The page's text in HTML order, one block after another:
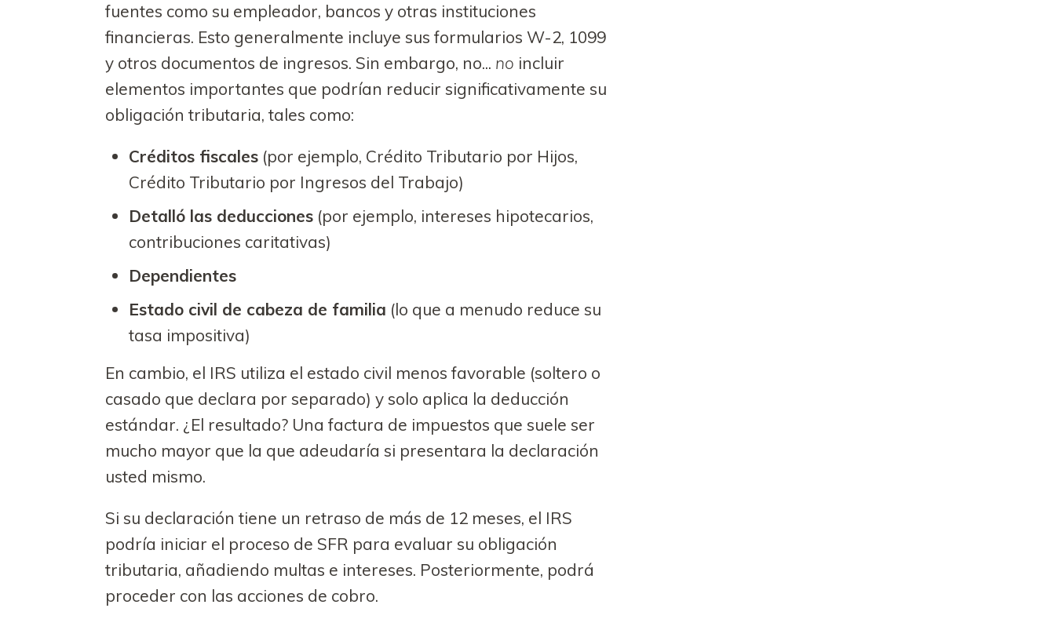
fuentes como su empleador, bancos y otras instituciones
financieras. Esto generalmente incluye sus formularios W-2, 1099
y otros documentos de ingresos. Sin embargo, no... no incluir
elementos importantes que podrían reducir significativamente su
obligación tributaria, tales como:
Créditos fiscales (por ejemplo, Crédito Tributario por Hijos,
Crédito Tributario por Ingresos del Trabajo)
Detalló las deducciones (por ejemplo, intereses hipotecarios,
contribuciones caritativas)
Dependientes
Estado civil de cabeza de familia (lo que a menudo reduce su
tasa impositiva)
En cambio, el IRS utiliza el estado civil menos favorable (soltero o
casado que declara por separado) y solo aplica la deducción
estándar. ¿El resultado? Una factura de impuestos que suele ser
mucho mayor que la que adeudaría si presentara la declaración
usted mismo.
Si su declaración tiene un retraso de más de 12 meses, el IRS
podría iniciar el proceso de SFR para evaluar su obligación
tributaria, añadiendo multas e intereses. Posteriormente, podrá
proceder con las acciones de cobro.